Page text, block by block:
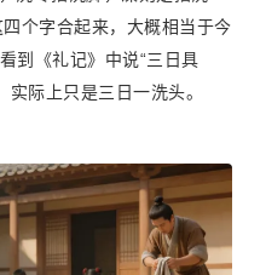
个字合起来，大概相当于今
到《礼记》中说“三日具
际上只是三日一洗头。